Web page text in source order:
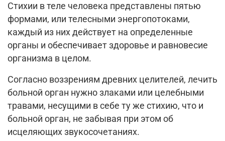
Стихии в теле человека представлены пятью
формами, или телесными энергопотоками,
каждый из них действует на определенные
органы и обеспечивает здоровье и равновесие
организма в целом.
Согласно воззрениям древних целителей, лечить
больной орган нужно злаками или целебными
травами, несущими в себе ту же стихию, что и
больной орган, не забывая при этом об
исцеляющих звукосочетаниях.